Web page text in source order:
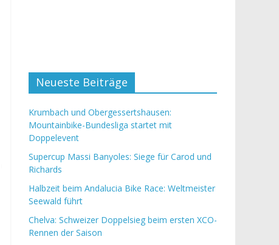
Neueste Beiträge
Krumbach und Obergessertshausen:
Mountainbike-Bundesliga startet mit
Doppelevent
Supercup Massi Banyoles: Siege für Carod und
Richards
Halbzeit beim Andalucia Bike Race: Weltmeister
Seewald führt
Chelva: Schweizer Doppelsieg beim ersten XCO-
Rennen der Saison